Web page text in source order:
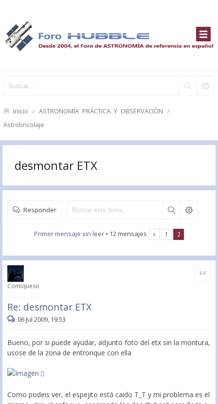
Inicio ASTRONOMÍA PRÁCTICA Y OBSERVACIÓN
Astrobricolaje
desmontar ETX
Responder
Primer mensaje sin leer • 12 mensajes 1 2
Comiqueso
Re: desmontar ETX
Citar
06 Jul 2009, 19:53
Bueno, por si puede ayudar, adjunto foto del etx sin la montura,
usose de la zona de entronque con ella
Como podeis ver, el espejito está caido T_T y mi problema es el